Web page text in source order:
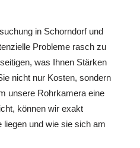
in Schorndorf und
Probleme rasch zu
was Ihnen Stärken
nicht nur Kosten, sondern
unsere Rohrkamera eine
können wir exakt
und wie sie sich am